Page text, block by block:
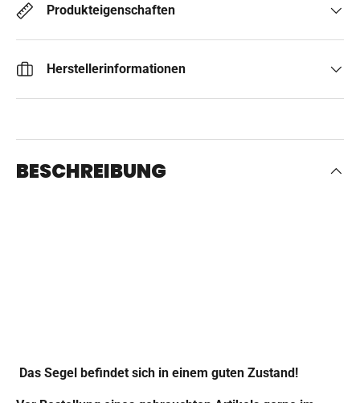
Produkteigenschaften
Herstellerinformationen
BESCHREIBUNG
Das Segel befindet sich in einem guten Zustand!